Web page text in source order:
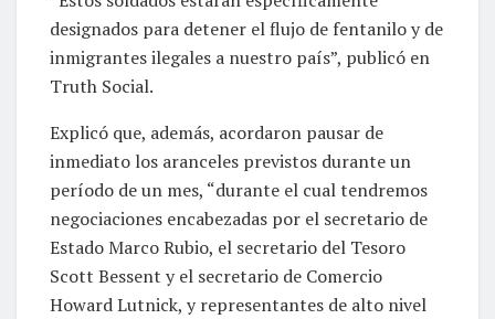
designados para detener el flujo de fentanilo y de
inmigrantes ilegales a nuestro país”, publicó en
Truth Social.
Explicó que, además, acordaron pausar de
inmediato los aranceles previstos durante un
período de un mes, “durante el cual tendremos
negociaciones encabezadas por el secretario de
Estado Marco Rubio, el secretario del Tesoro
Scott Bessent y el secretario de Comercio
Howard Lutnick, y representantes de alto nivel